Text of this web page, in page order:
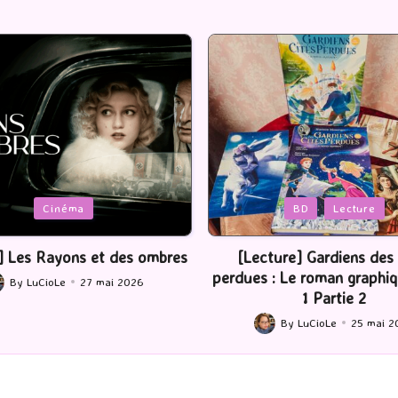
BD Lecture
Gardiens des cités
: Le roman graphique Tome
Posted
in
Serie Tv USA
[Série TV] The Madison :
by
By LuCioLe 22 mai